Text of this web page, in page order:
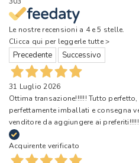
Le nostre recensioni a 4 e 5 stelle.
Clicca qui per leggerle tutte >
Precedente Successivo
31 Luglio 2026
Ottima transazione!!!!!! Tutto
perfettamente imballati e consegna
venditore da aggiungere ai
Acquirente verificato